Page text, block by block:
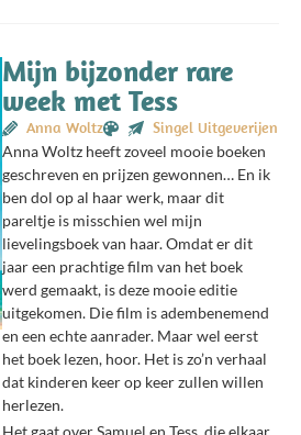
Mijn bijzonder rare
week met Tess
Anna Woltz Singel Uitgeverijen
Anna Woltz heeft zoveel mooie boeken
geschreven en prijzen gewonnen… En ik
ben dol op al haar werk, maar dit
pareltje is misschien wel mijn
lievelingsboek van haar. Omdat er dit
jaar een prachtige film van het boek
werd gemaakt, is deze mooie editie
uitgekomen. Die film is adembenemend
en een echte aanrader. Maar wel eerst
het boek lezen, hoor. Het is zo’n verhaal
dat kinderen keer op keer zullen willen
herlezen.